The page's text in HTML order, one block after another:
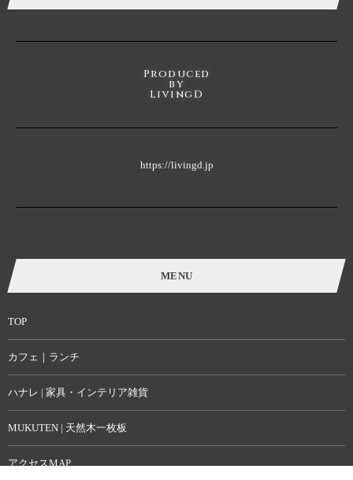
Produced
by
LivingD
https://livingd.jp
MENU
TOP
カフェ｜ランチ
ハナレ | 家具・インテリア雑貨
MUKUTEN | 天然木一枚板
アクセスMAP